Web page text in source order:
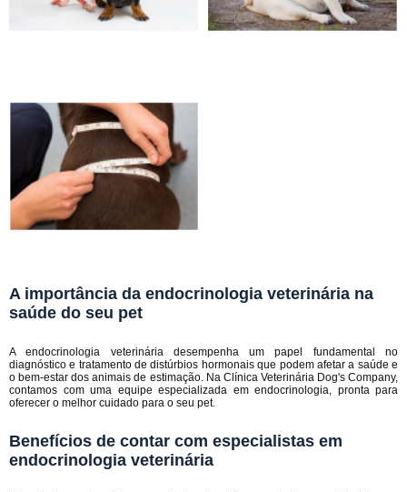
A importância da endocrinologia veterinária na
saúde do seu pet
A endocrinologia veterinária desempenha um papel fundamental no
diagnóstico e tratamento de distúrbios hormonais que podem afetar a saúde e
o bem-estar dos animais de estimação. Na Clínica Veterinária Dog's Company,
contamos com uma equipe especializada em endocrinologia, pronta para
oferecer o melhor cuidado para o seu pet.
Benefícios de contar com especialistas em
endocrinologia veterinária